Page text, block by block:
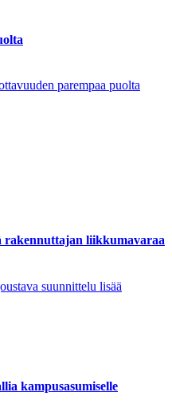
parempaa puolta
rakennuttajan liikkumavaraa
suunnittelu lisää
kampusasumiselle